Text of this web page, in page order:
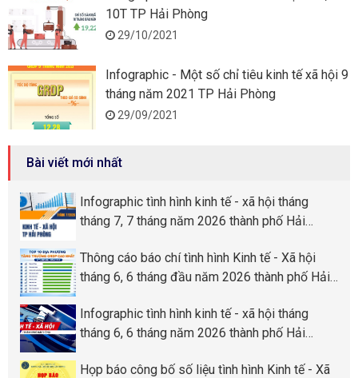
10T TP Hải Phòng
29/10/2021
Infographic - Một số chỉ tiêu kinh tế xã hội 9
tháng năm 2021 TP Hải Phòng
29/09/2021
Bài viết mới nhất
Infographic tình hình kinh tế - xã hội tháng
tháng 7, 7 tháng năm 2026 thành phố Hải
Thông cáo báo chí tình hình Kinh tế - Xã hội
tháng 6, 6 tháng đầu năm 2026 thành phố Hải
Infographic tình hình kinh tế - xã hội tháng
tháng 6, 6 tháng năm 2026 thành phố Hải
Họp báo công bố số liệu tình hình Kinh tế - Xã